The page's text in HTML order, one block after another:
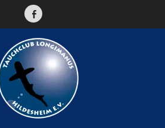
Facebook